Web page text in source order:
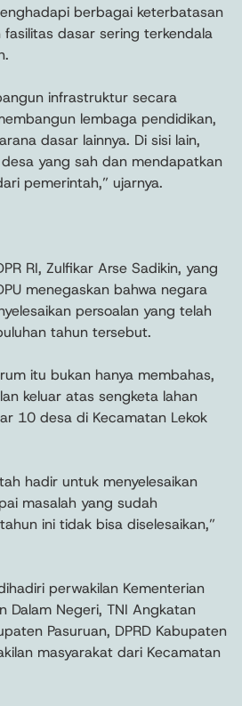
berbagai keterbatasan
dasar sering terkendala
infrastruktur secara
lembaga pendidikan,
dasar lainnya. Di sisi lain,
yang sah dan mendapatkan
pemerintah,” ujarnya.
RI, Zulfikar Arse Sadikin, yang
menegaskan bahwa negara
persoalan yang telah
tahun tersebut.
itu bukan hanya membahas,
keluar atas sengketa lahan
10 desa di Kecamatan Lekok
hadir untuk menyelesaikan
masalah yang sudah
ini tidak bisa diselesaikan,”
perwakilan Kementerian
Dalam Negeri, TNI Angkatan
Pasuruan, DPRD Kabupaten
masyarakat dari Kecamatan